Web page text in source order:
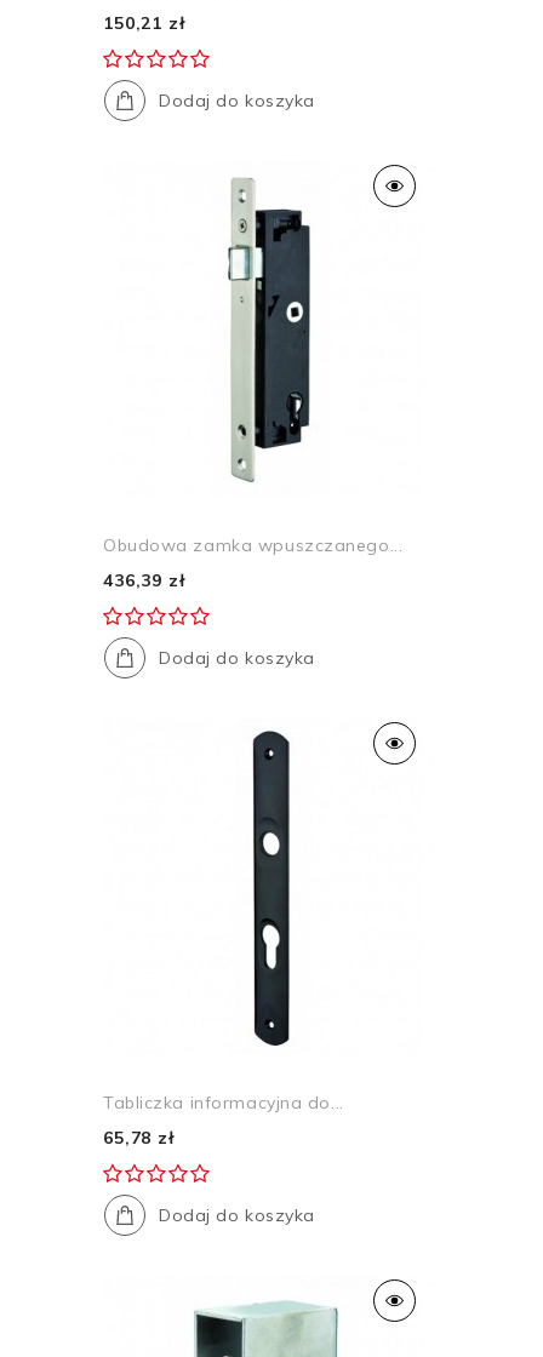
150,21 zł
Dodaj do koszyka
Obudowa zamka wpuszczanego...
436,39 zł
Dodaj do koszyka
Tabliczka informacyjna do...
65,78 zł
Dodaj do koszyka